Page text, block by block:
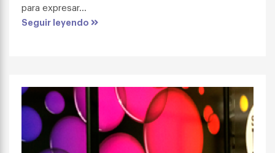
para expresar...
Seguir leyendo